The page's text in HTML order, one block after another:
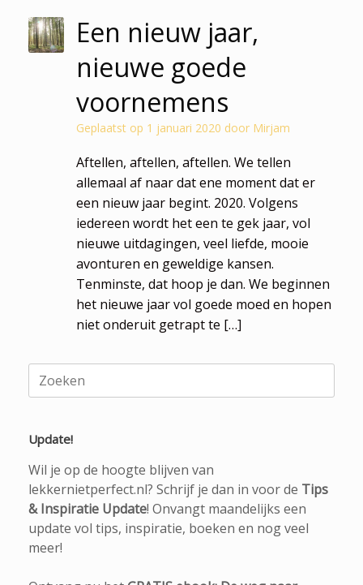
Een nieuw jaar,
nieuwe goede
voornemens
Geplaatst op 1 januari 2020 door Mirjam
Aftellen, aftellen, aftellen. We tellen
allemaal af naar dat ene moment dat er
een nieuw jaar begint. 2020. Volgens
iedereen wordt het een te gek jaar, vol
nieuwe uitdagingen, veel liefde, mooie
avonturen en geweldige kansen.
Tenminste, dat hoop je dan. We beginnen
het nieuwe jaar vol goede moed en hopen
niet onderuit getrapt te […]
Zoeken
naar:
Update!
Wil je op de hoogte blijven van
lekkernietperfect.nl? Schrijf je dan in voor de Tips
& Inspiratie Update! Onvangt maandelijks een
update vol tips, inspiratie, boeken en nog veel
meer!